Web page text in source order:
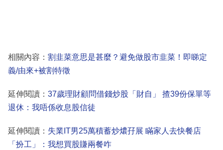
相關內容： 割韭菜意思是甚麼？避免做股市韭菜！即睇定
義/由來+被割特徵
延伸閱讀： 37歲理財顧問借錢炒股「財自」 揸39份保單等
退休：我唔係收息股信徒
延伸閱讀： 失業IT男25萬積蓄炒燶孖展 瞞家人去快餐店
「扮工」：我想買股賺兩餐咋